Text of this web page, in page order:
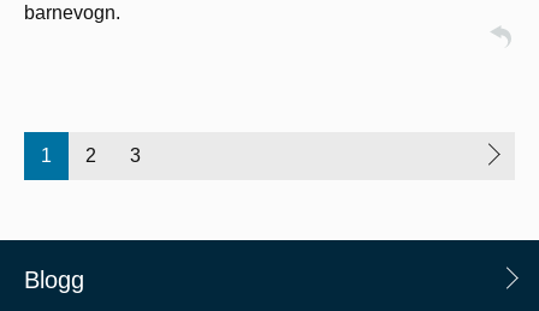
barnevogn.
1 2 3
Blogg